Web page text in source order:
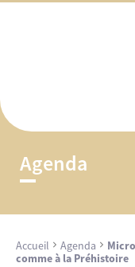
Agenda
Accueil Agenda
comme à la Préhistoire